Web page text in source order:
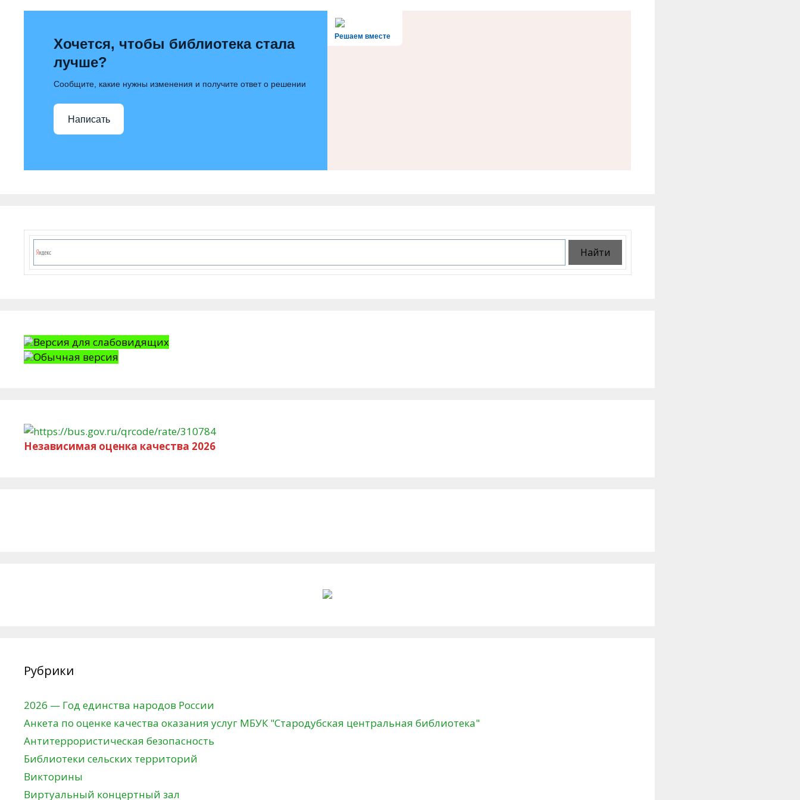
Решаем вместе
Хочется, чтобы библиотека стала
лучше?
Сообщите, какие нужны изменения и получите ответ о решении
Написать
Версия для слабовидящих
Обычная версия
Независимая оценка качества 2026
Рубрики
2026 — Год единства народов России
Анкета по оценке качества оказания услуг МБУК "Стародубская центральная библиотека"
Антитеррористическая безопасность
Библиотеки сельских территорий
Викторины
Виртуальный концертный зал